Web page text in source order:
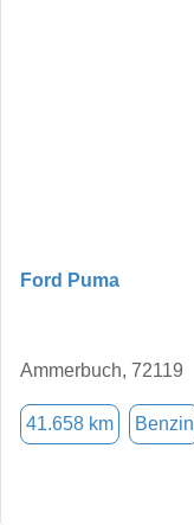
Ford Puma
Ammerbuch, 72119
41.658 km Benzin